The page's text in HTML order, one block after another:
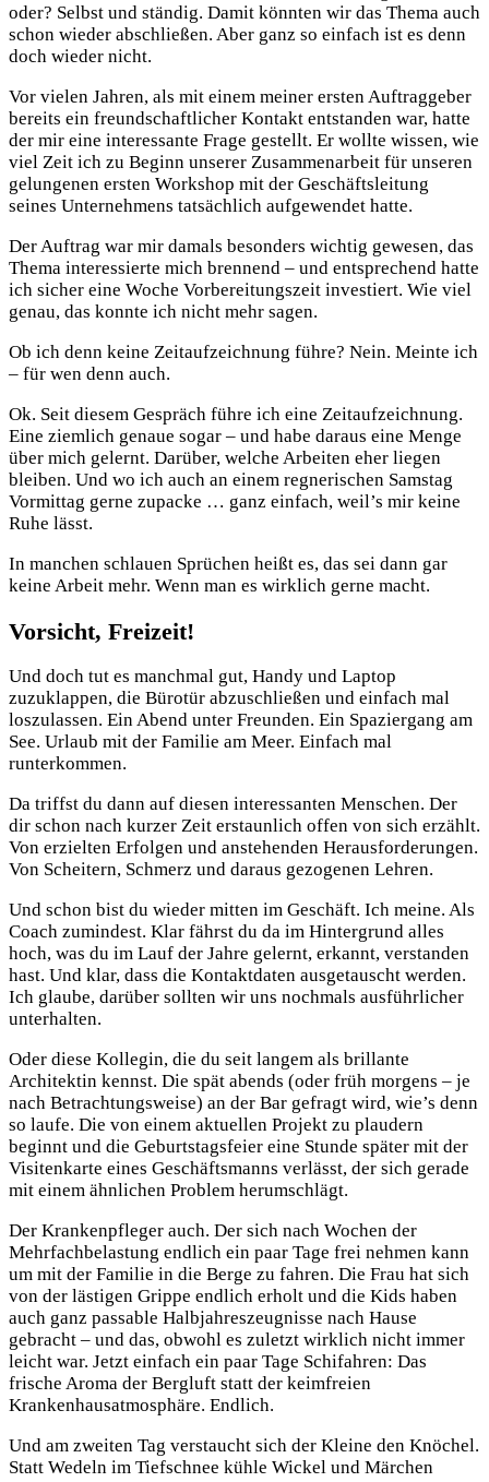
oder? Selbst und ständig. Damit könnten wir das Thema auch
schon wieder abschließen. Aber ganz so einfach ist es denn
doch wieder nicht.
Vor vielen Jahren, als mit einem meiner ersten Auftraggeber
bereits ein freundschaftlicher Kontakt entstanden war, hatte
der mir eine interessante Frage gestellt. Er wollte wissen, wie
viel Zeit ich zu Beginn unserer Zusammenarbeit für unseren
gelungenen ersten Workshop mit der Geschäftsleitung
seines Unternehmens tatsächlich aufgewendet hatte.
Der Auftrag war mir damals besonders wichtig gewesen, das
Thema interessierte mich brennend – und entsprechend hatte
ich sicher eine Woche Vorbereitungszeit investiert. Wie viel
genau, das konnte ich nicht mehr sagen.
Ob ich denn keine Zeitaufzeichnung führe? Nein. Meinte ich
– für wen denn auch.
Ok. Seit diesem Gespräch führe ich eine Zeitaufzeichnung.
Eine ziemlich genaue sogar – und habe daraus eine Menge
über mich gelernt. Darüber, welche Arbeiten eher liegen
bleiben. Und wo ich auch an einem regnerischen Samstag
Vormittag gerne zupacke … ganz einfach, weil’s mir keine
Ruhe lässt.
In manchen schlauen Sprüchen heißt es, das sei dann gar
keine Arbeit mehr. Wenn man es wirklich gerne macht.
Vorsicht, Freizeit!
Und doch tut es manchmal gut, Handy und Laptop
zuzuklappen, die Bürotür abzuschließen und einfach mal
loszulassen. Ein Abend unter Freunden. Ein Spaziergang am
See. Urlaub mit der Familie am Meer. Einfach mal
runterkommen.
Da triffst du dann auf diesen interessanten Menschen. Der
dir schon nach kurzer Zeit erstaunlich offen von sich erzählt.
Von erzielten Erfolgen und anstehenden Herausforderungen.
Von Scheitern, Schmerz und daraus gezogenen Lehren.
Und schon bist du wieder mitten im Geschäft. Ich meine. Als
Coach zumindest. Klar fährst du da im Hintergrund alles
hoch, was du im Lauf der Jahre gelernt, erkannt, verstanden
hast. Und klar, dass die Kontaktdaten ausgetauscht werden.
Ich glaube, darüber sollten wir uns nochmals ausführlicher
unterhalten.
Oder diese Kollegin, die du seit langem als brillante
Architektin kennst. Die spät abends (oder früh morgens – je
nach Betrachtungsweise) an der Bar gefragt wird, wie’s denn
so laufe. Die von einem aktuellen Projekt zu plaudern
beginnt und die Geburtstagsfeier eine Stunde später mit der
Visitenkarte eines Geschäftsmanns verlässt, der sich gerade
mit einem ähnlichen Problem herumschlägt.
Der Krankenpfleger auch. Der sich nach Wochen der
Mehrfachbelastung endlich ein paar Tage frei nehmen kann
um mit der Familie in die Berge zu fahren. Die Frau hat sich
von der lästigen Grippe endlich erholt und die Kids haben
auch ganz passable Halbjahreszeugnisse nach Hause
gebracht – und das, obwohl es zuletzt wirklich nicht immer
leicht war. Jetzt einfach ein paar Tage Schifahren: Das
frische Aroma der Bergluft statt der keimfreien
Krankenhausatmosphäre. Endlich.
Und am zweiten Tag verstaucht sich der Kleine den Knöchel.
Statt Wedeln im Tiefschnee kühle Wickel und Märchen